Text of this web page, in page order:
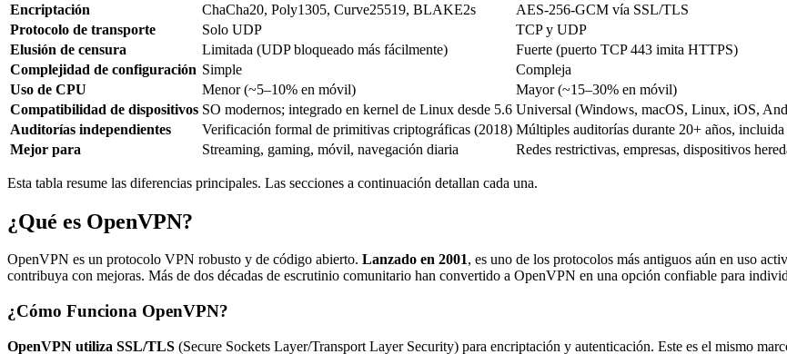
Encriptación
ChaCha20, Poly1305, Curve25519, BLAKE2s
AES-256-GCM vía SSL/TLS
Protocolo de transporte
Solo UDP
TCP y UDP
Elusión de censura
Limitada (UDP bloqueado más fácilmente)
Fuerte (puerto TCP 443 imita HTTPS)
Complejidad de configuración Simple
Compleja
Uso de CPU
Menor (~5–10% en móvil)
Mayor (~15–30% en móvil)
Compatibilidad de dispositivos SO modernos; integrado en kernel de Linux desde 5.6 Universal (Windows, macOS, Linux, iOS,
Auditorías independientes
Verificación formal de primitivas criptográficas (2018) Múltiples auditorías durante 20+ años,
Mejor para
Streaming, gaming, móvil, navegación diaria Redes restrictivas, empresas, dispositivos
Esta tabla resume las diferencias principales. Las secciones a continuación detallan cada una.
¿Qué es OpenVPN?
OpenVPN es un protocolo VPN robusto y de código abierto. Lanzado en 2001, es uno de los protocolos más antiguos aún en uso
contribuya con mejoras. Más de dos décadas de escrutinio comunitario han convertido a OpenVPN en una opción confiable para
¿Cómo Funciona OpenVPN?
OpenVPN utiliza SSL/TLS (Secure Sockets Layer/Transport Layer Security) para encriptación y autenticación. Este es el mismo